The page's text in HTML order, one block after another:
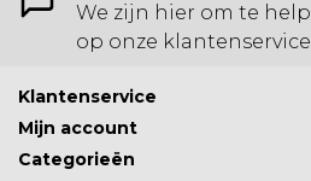
We zijn hier om te
op onze
Klantenservice
Mijn account
Categorieën